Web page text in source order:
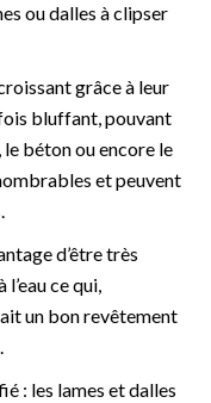
ou dalles à clipser
grâce à leur
bluffant, pouvant
béton ou encore le
et peuvent
d’être très
ce qui,
un bon revêtement
: les lames et dalles